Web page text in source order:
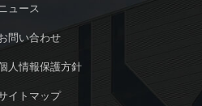
ュース
問い合わせ
人情報保護方針
イトマップ